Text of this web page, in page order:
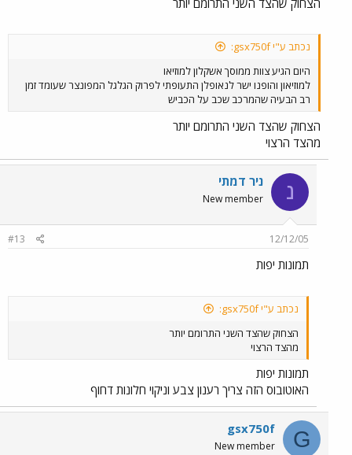
נכתב ע"י gsx750f:
היום הגיע צוות ממוסך אשקלון למוזיאו
למוזיאון והופנו ישר לנאופלן התעופתי לפרוק הגלגל המפונצר שעומד זמן
רב הבעיה שהמרכב שכב על הכביש
הצחוק שהצד השני התרומם יותר
מהצד הרצוי
נ ניר דמתי
New member
12/12/05
#13
תמונות יפות
נכתב ע"י gsx750f:
הצחוק שהצד השני התרומם יותר
מהצד הרצוי
תמונות יפות
האוטובוס הזה צריך רענון צבע וניקוי חלונות דחוף
G
gsx750f
New member